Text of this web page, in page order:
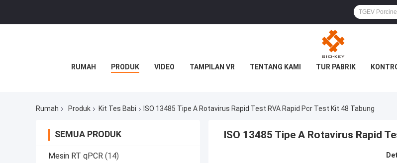
RUMAH PRODUK VIDEO TAMPILAN VR TENTANG KAMI TUR PABRIK
Rumah Produk Kit Tes Babi ISO 13485 Tipe A Rotavirus Rapid Test RVA Rapid Pcr Test Kit 48 Tabung
SEMUA PRODUK
Mesin RT qPCR (14)
ISO 13485 Tipe A Rotavirus Rapid